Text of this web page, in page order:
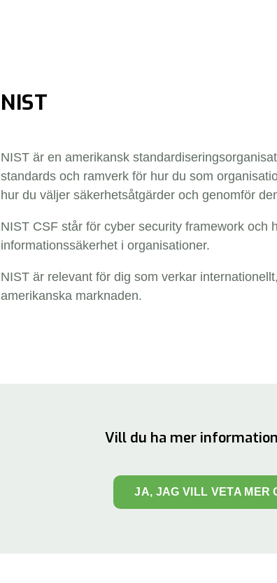
NIST
NIST är en amerikansk
standards och ramverk för hur du som
hur du väljer säkerhetsåtgärder och genomför
NIST CSF står för cyber security framework och
informationssäkerhet i organisationer.
NIST är relevant för dig som verkar
amerikanska marknaden.
Vill du ha mer information
JA, JAG VILL VETA MER